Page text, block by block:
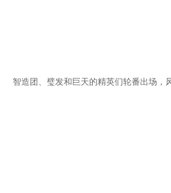
、璧发和巨天的精英们轮番出场，风采